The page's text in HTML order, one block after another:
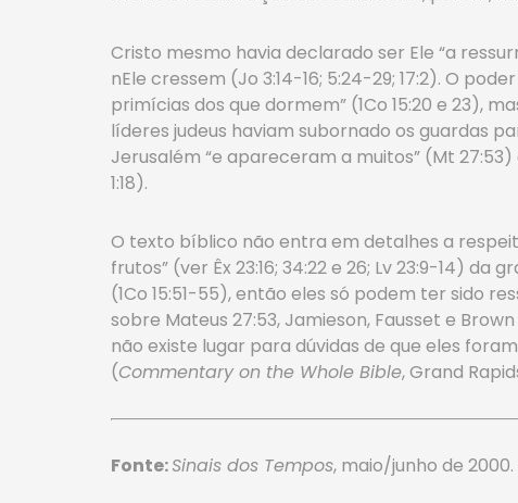
Cristo mesmo havia declarado ser Ele “a
nEle cressem (Jo 3:14-16; 5:24-29; 17:2). O
primícias dos que dormem” (1Co 15:20 e 23),
líderes judeus haviam subornado os guardas
Jerusalém “e apareceram a muitos” (Mt
1:18).
O texto bíblico não entra em detalhes a
frutos” (ver Êx 23:16; 34:22 e 26; Lv 23:9-14)
(1Co 15:51-55), então eles só podem ter sido
sobre Mateus 27:53, Jamieson, Fausset e
não existe lugar para dúvidas de que eles
(Commentary on the Whole Bible, Grand
Fonte:Sinais dos Tempos, maio/junho de